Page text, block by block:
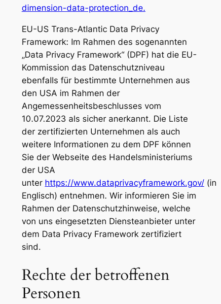
dimension-data-protection_de.
EU-US Trans-Atlantic Data Privacy
Framework: Im Rahmen des sogenannten
„Data Privacy Framework“ (DPF) hat die EU-
Kommission das Datenschutzniveau
ebenfalls für bestimmte Unternehmen aus
den USA im Rahmen der
Angemessenheitsbeschlusses vom
10.07.2023 als sicher anerkannt. Die Liste
der zertifizierten Unternehmen als auch
weitere Informationen zu dem DPF können
Sie der Webseite des Handelsministeriums
der USA
unter https://www.dataprivacyframework.gov/(in
Englisch) entnehmen. Wir informieren Sie im
Rahmen der Datenschutzhinweise, welche
von uns eingesetzten Diensteanbieter unter
dem Data Privacy Framework zertifiziert
sind.
Rechte der betroffenen
Personen